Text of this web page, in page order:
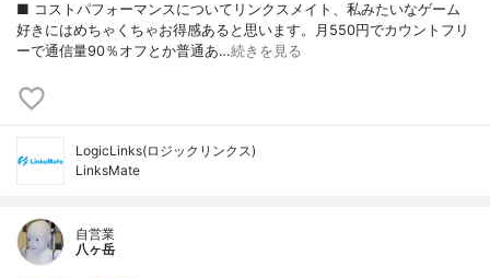
■ コストパフォーマンスについてリンクスメイト、私みたいなゲーム
好きにはめちゃくちゃお得感あると思います。月550円でカウントフリ
ーで通信量90％オフとか普通あ…続きを見る
LogicLinks(ロジックリンクス)
LinksMate
自営業
八ヶ岳